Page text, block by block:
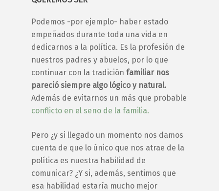
Podemos -por ejemplo- haber estado
empeñados durante toda una vida en
dedicarnos a la política. Es la profesión de
nuestros padres y abuelos, por lo que
continuar con la tradición familiar nos
pareció siempre algo lógico y natural.
Además de evitarnos un más que probable
conflicto en el seno de la familia.
Pero ¿y si llegado un momento nos damos
cuenta de que lo único que nos atrae de la
política es nuestra habilidad de
comunicar? ¿Y si, además, sentimos que
esa habilidad estaría mucho mejor